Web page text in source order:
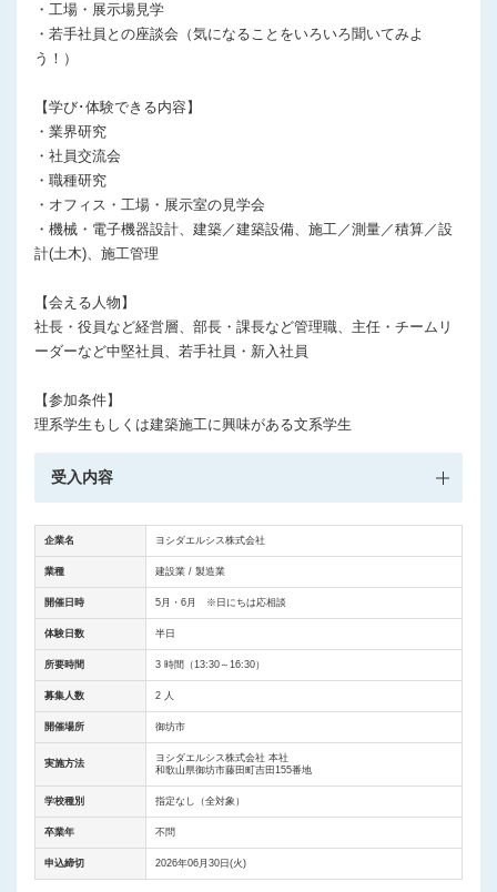
・工場・展示場見学
・若手社員との座談会（気になることをいろいろ聞いてみよ
う！）
【学び･体験できる内容】
・業界研究
・社員交流会
・職種研究
・オフィス・工場・展示室の見学会
・機械・電子機器設計、建築／建築設備、施工／測量／積算／設
計(土木)、施工管理
【会える人物】
社長・役員など経営層、部長・課長など管理職、主任・チームリ
ーダーなど中堅社員、若手社員・新入社員
【参加条件】
理系学生もしくは建築施工に興味がある文系学生
受入内容
企業名 ヨシダエルシス株式会社
業種 建設業 / 製造業
開催日時 5月・6月 ※日にちは応相談
体験日数 半日
所要時間 3 時間（13:30～16:30）
募集人数 2 人
開催場所 御坊市
実施方法
ヨシダエルシス株式会社 本社
和歌山県御坊市藤田町吉田155番地
学校種別 指定なし（全対象）
卒業年 不問
申込締切 2026年06月30日(火)